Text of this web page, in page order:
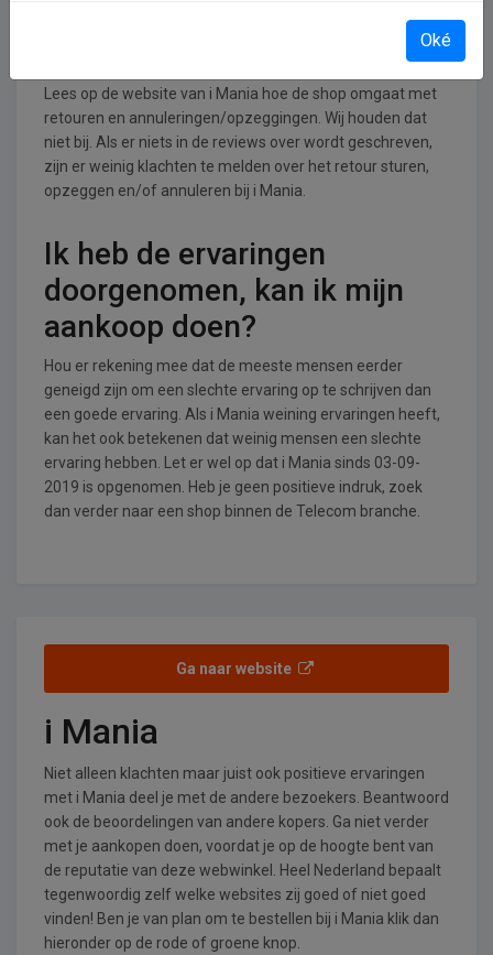
Lees op de website van i Mania hoe de shop omgaat met
retouren en annuleringen/opzeggingen. Wij houden dat
niet bij. Als er niets in de reviews over wordt geschreven,
zijn er weinig klachten te melden over het retour sturen,
opzeggen en/of annuleren bij i Mania.
Ik heb de ervaringen
doorgenomen, kan ik mijn
aankoop doen?
Hou er rekening mee dat de meeste mensen eerder
geneigd zijn om een slechte ervaring op te schrijven dan
een goede ervaring. Als i Mania weining ervaringen heeft,
kan het ook betekenen dat weinig mensen een slechte
ervaring hebben. Let er wel op dat i Mania sinds 03-09-
2019 is opgenomen. Heb je geen positieve indruk, zoek
dan verder naar een shop binnen de Telecom branche.
Ga naar website
i Mania
Niet alleen klachten maar juist ook positieve ervaringen
met i Mania deel je met de andere bezoekers. Beantwoord
ook de beoordelingen van andere kopers. Ga niet verder
met je aankopen doen, voordat je op de hoogte bent van
de reputatie van deze webwinkel. Heel Nederland bepaalt
tegenwoordig zelf welke websites zij goed of niet goed
vinden! Ben je van plan om te bestellen bij i Mania klik dan
hieronder op de rode of groene knop.
Oké